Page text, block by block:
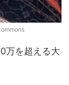
万を超える大